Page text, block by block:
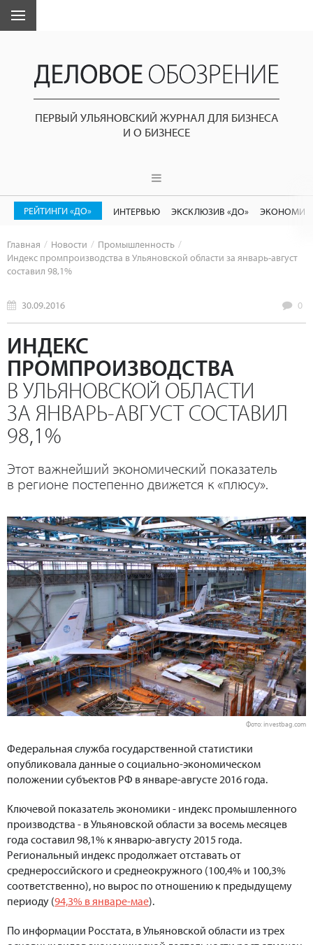
ПЕРВЫЙ УЛЬЯНОВСКИЙ ЖУРНАЛ ДЛЯ БИЗНЕСА
И О БИЗНЕСЕ
РЕЙТИНГИ «ДО» ИНТЕРВЬЮ ЭКСКЛЮЗИВ «ДО»
Главная Новости
Промышленность
Индекс промпроизводства в Ульяновской области за январь-август
составил 98,1%
30.09.2016 0
ИНДЕКС
ПРОМПРОИЗВОДСТВА
В УЛЬЯНОВСКОЙ ОБЛАСТИ
ЗА ЯНВАРЬ-АВГУСТ СОСТАВИЛ
98,1%
Этот важнейший экономический показатель
в регионе постепенно движется к «плюсу».
Фото: investbag.com
Федеральная служба государственной статистики
опубликовала данные о социально-экономическом
положении субъектов РФ в январе-августе 2016 года.
Ключевой показатель экономики - индекс промышленного
производства - в Ульяновской области за восемь месяцев
года составил 98,1% к январю-августу 2015 года.
Региональный индекс продолжает отставать от
среднероссийского и среднеокружного (100,4% и 100,3%
соответственно), но вырос по отношению к предыдущему
периоду (94,3% в январе-мае).
По информации Росстата, в Ульяновской области из трех